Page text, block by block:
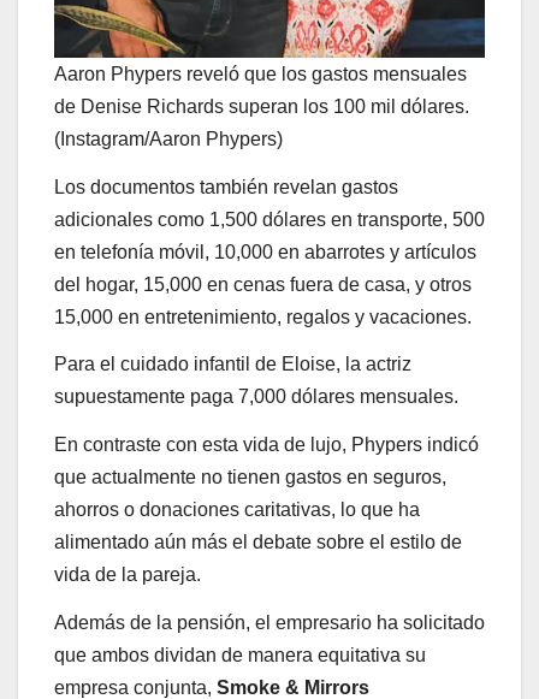
Aaron Phypers reveló que los gastos mensuales
de Denise Richards superan los 100 mil dólares.
(Instagram/Aaron Phypers)
Los documentos también revelan gastos
adicionales como 1,500 dólares en transporte, 500
en telefonía móvil, 10,000 en abarrotes y artículos
del hogar, 15,000 en cenas fuera de casa, y otros
15,000 en entretenimiento, regalos y vacaciones.
Para el cuidado infantil de Eloise, la actriz
supuestamente paga 7,000 dólares mensuales.
En contraste con esta vida de lujo, Phypers indicó
que actualmente no tienen gastos en seguros,
ahorros o donaciones caritativas, lo que ha
alimentado aún más el debate sobre el estilo de
vida de la pareja.
Además de la pensión, el empresario ha solicitado
que ambos dividan de manera equitativa su
empresa conjunta, Smoke & Mirrors